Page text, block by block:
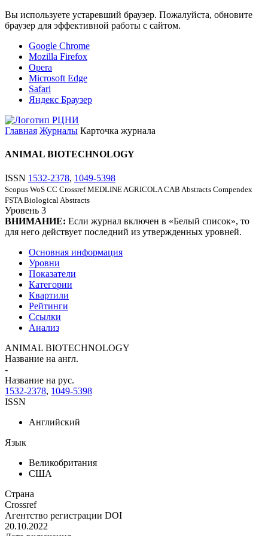
Вы используете устаревший браузер. Пожалуйста, обновите
браузер для эффективной работы с сайтом.
Google Chrome
Mozilla Firefox
Opera
Microsoft Edge
Safari
Яндекс Браузер
Главная Журналы Карточка журнала
ANIMAL BIOTECHNOLOGY
ISSN 1532-2378, 1049-5398
Scopus WoS CC Crossref MEDLINE AGRICOLA CAB Abstracts Compendex
FSTA Biological Abstracts
Уровень 3
ВНИМАНИЕ: Если журнал включен в «Белый список», то
для него действует последний из утвержденных уровней.
Основная информация
Уровни
Показатели
Категории
Квартили
Рейтинги
Ссылки
Анализ
ANIMAL BIOTECHNOLOGY
Название на англ.
-
Название на рус.
1532-2378, 1049-5398
ISSN
Английский
Язык
Великобритания
США
Страна
Crossref
Агентство регистрации DOI
20.10.2022